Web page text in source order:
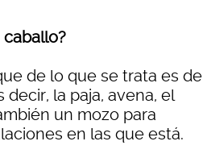
caballo?
de lo que se trata es de
la paja, avena, el
un mozo para
en las que está.